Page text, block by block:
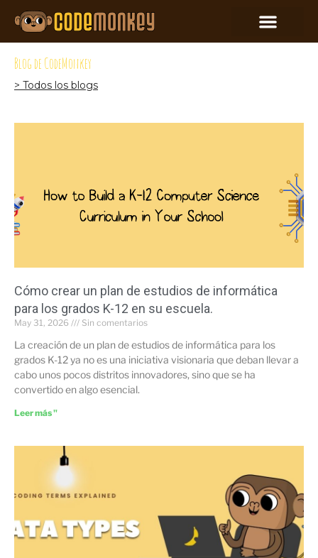
Blog de CodeMonkey
> Todos los blogs
Cómo crear un plan de estudios de informática
para los grados K-12 en su escuela.
May 31, 2026 Sin comentarios
La creación de un plan de estudios de informática para los
grados K-12 ya no es una iniciativa visionaria que deban llevar a
cabo unos pocos distritos innovadores, sino que se ha
convertido en algo esencial.
Leer más "